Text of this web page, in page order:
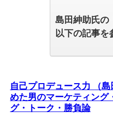
島田紳助氏の
以下の記事を
自己プロデュース力 （
めた男のマーケティング
グ・トーク・勝負論